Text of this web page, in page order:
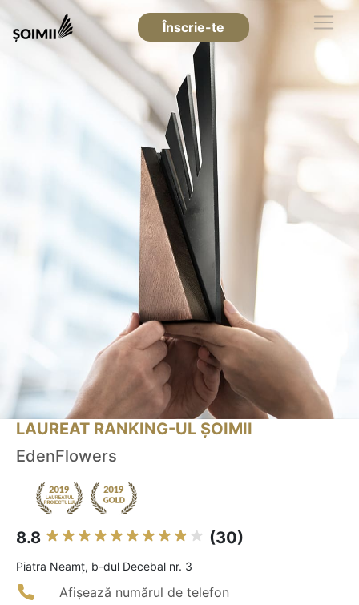
Înscrie-te
LAUREAT RANKING-UL ȘOIMII
EdenFlowers
8.8 (30)
Piatra Neamţ, b-dul Decebal nr. 3
Afișează numărul de telefon